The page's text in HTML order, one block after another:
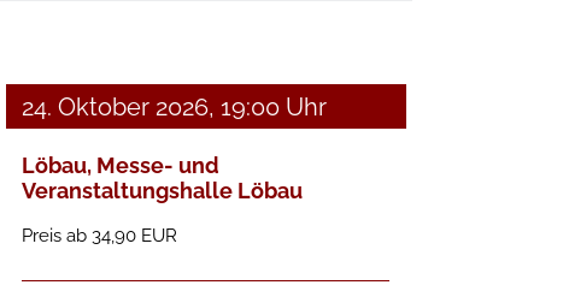
24. Oktober 2026, 19:00 Uhr
Löbau, Messe- und
Veranstaltungshalle Löbau
Preis ab 34,90 EUR